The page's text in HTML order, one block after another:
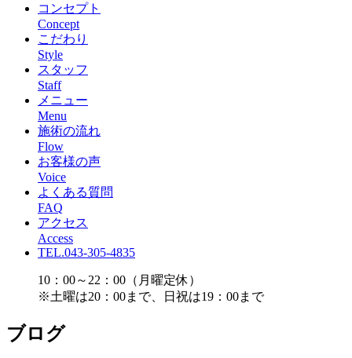
コンセプト
Concept
こだわり
Style
スタッフ
Staff
メニュー
Menu
施術の流れ
Flow
お客様の声
Voice
よくある質問
FAQ
アクセス
Access
TEL.043-305-4835
10：00～22：00（月曜定休）
※土曜は20：00まで、日祝は19：00まで
ブログ